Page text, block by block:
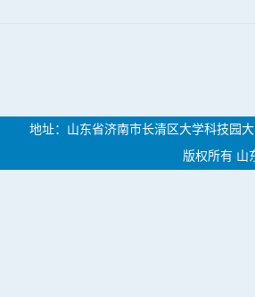
地址：山东省济南市长清区大学科技园
版权所有 山